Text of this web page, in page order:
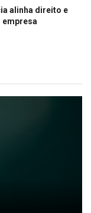
alinha direito e